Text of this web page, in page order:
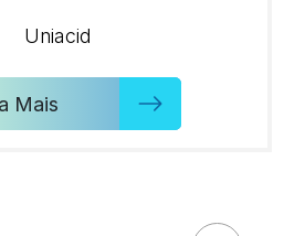
Uniacid
Mais